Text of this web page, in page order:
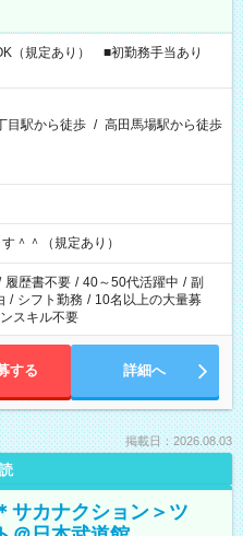
（規定あり） ■初勤務手当あり
目駅から徒歩 / 高田馬場駅から徒歩
＾＾（規定あり）
履歴書不要 / 40～50代活躍中 / 副
/ シフト勤務 / 10名以上の大量募
スキル不要
する 詳細へ
掲載日：2026.08.03
サカナクション＞ツ